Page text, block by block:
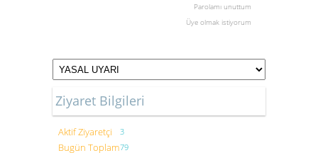
Parolamı unuttum
Üye olmak istiyorum
Ziyaret Bilgileri
Aktif Ziyaretçi 3
Bugün Toplam79